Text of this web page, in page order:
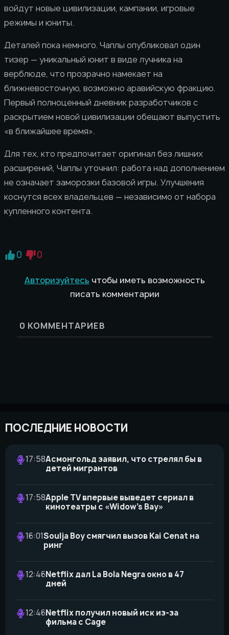
войдут новые цивилизации, кампании, игровые
режимы и юниты.
Деталей пока немного. Чаплы опубликовал один
тизер — уникальный юнит в виде лучника на
верблюде, что прозрачно намекает на
ближневосточную, возможно аравийскую фракцию.
Первый полноценный дневник разработчиков с
раскрытием новой цивилизации обещают выпустить
«в ближайшее время».
Для тех, кто предпочитает оригинал без лишних
расширений, Чаплы уточнил: работа над дополнением
не означает заморозки базовой игры. Улучшения
коснутся всех владельцев — независимо от набора
купленного контента.
0 0
Авторизуйтесь чтобы иметь возможность
писать комментарии
0 КОММЕНТАРИЕВ
ПОСЛЕДНИЕ НОВОСТИ
17:58Асмонгольд заявил, что стрелял бы в
детей мигрантов
17:58Apple TV впервые выведет сериал в
кинотеатры с «Widow’s Bay»
16:01Soulja Boy смягчил вызов Kai Cenat на
ринг
12:46Netflix дал La Bola Negra окно в 47
дней
12:46Netflix получил новый иск из-за
фильма с Cage